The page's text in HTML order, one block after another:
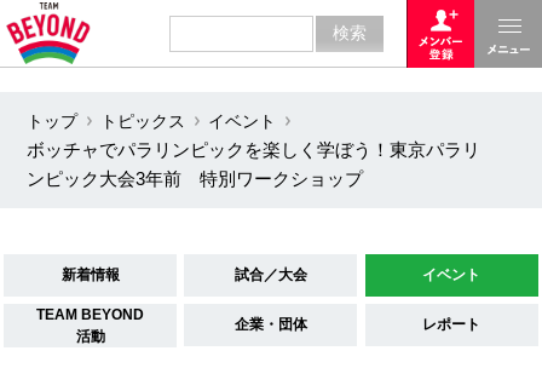
トップ トピックス
イベント
ボッチャでパラリンピックを楽しく学ぼう！東京パラリ
ンピック大会3年前 特別ワークショップ
新着情報 試合／大会 イベント
TEAM BEYOND
活動
企業・団体 レポート